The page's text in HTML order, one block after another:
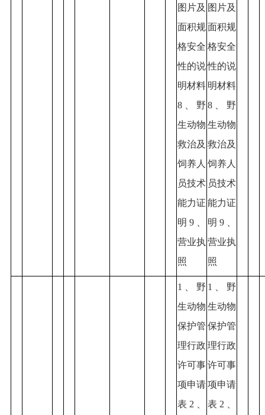
图片及
面积规
格安全
性的说
明材料
8、野
生动物
救治及
饲养人
员技术
能力证
明9、
营业执
照
图片及
面积规
格安全
性的说
明材料
8、野
生动物
救治及
饲养人
员技术
能力证
明9、
营业执
照
1、野
生动物
保护管
理行政
许可事
项申请
表2、
1、野
生动物
保护管
理行政
许可事
项申请
表2、